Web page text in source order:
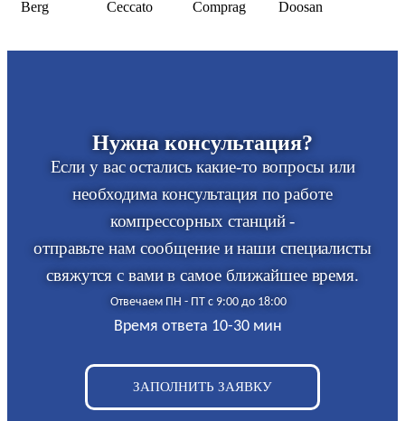
Нужна консультация?
Если у вас остались какие-то вопросы или
необходима консультация по работе
компрессорных станций -
отправьте нам сообщение и наши специалисты
свяжутся с вами в самое ближайшее время.
Отвечаем ПН - ПТ с 9:00 до 18:00
Время ответа 10-30 мин
ЗАПОЛНИТЬ ЗАЯВКУ